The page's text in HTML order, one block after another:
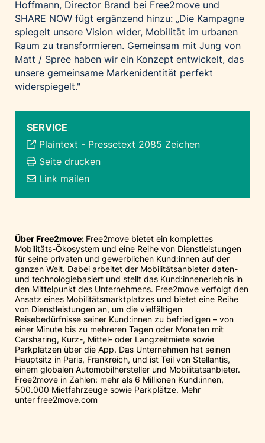
Hoffmann, Director Brand bei Free2move und
SHARE NOW fügt ergänzend hinzu: „Die Kampagne
spiegelt unsere Vision wider, Mobilität im urbanen
Raum zu transformieren. Gemeinsam mit Jung von
Matt / Spree haben wir ein Konzept entwickelt, das
unsere gemeinsame Markenidentität perfekt
widerspiegelt."
SERVICE
Plaintext - Pressetext 2085 Zeichen
Seite drucken
Link mailen
Über Free2move: Free2move bietet ein komplettes
Mobilitäts-Ökosystem und eine Reihe von Dienstleistungen
für seine privaten und gewerblichen Kund:innen auf der
ganzen Welt. Dabei arbeitet der Mobilitätsanbieter daten-
und technologiebasiert und stellt das Kund:innenerlebnis in
den Mittelpunkt des Unternehmens. Free2move verfolgt den
Ansatz eines Mobilitätsmarktplatzes und bietet eine Reihe
von Dienstleistungen an, um die vielfältigen
Reisebedürfnisse seiner Kund:innen zu befriedigen – von
einer Minute bis zu mehreren Tagen oder Monaten mit
Carsharing, Kurz-, Mittel- oder Langzeitmiete sowie
Parkplätzen über die App. Das Unternehmen hat seinen
Hauptsitz in Paris, Frankreich, und ist Teil von Stellantis,
einem globalen Automobilhersteller und Mobilitätsanbieter.
Free2move in Zahlen: mehr als 6 Millionen Kund:innen,
500.000 Mietfahrzeuge sowie Parkplätze. Mehr
unter free2move.com